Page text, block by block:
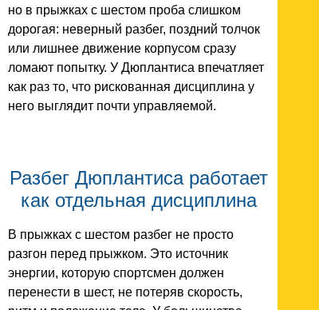
но в прыжках с шестом проба слишком
дорогая: неверный разбег, поздний толчок
или лишнее движение корпусом сразу
ломают попытку. У Дюплантиса впечатляет
как раз то, что рискованная дисциплина у
него выглядит почти управляемой.
Разбег Дюплантиса работает
как отдельная дисциплина
В прыжках с шестом разбег не просто
разгон перед прыжком. Это источник
энергии, которую спортсмен должен
перенести в шест, не потеряв скорость,